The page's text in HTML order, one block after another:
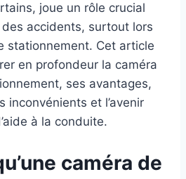
joue un rôle crucial
accidents, surtout lors
stationnement. Cet article
en profondeur la caméra
ses avantages,
inconvénients et l’avenir
à la conduite.
caméra de